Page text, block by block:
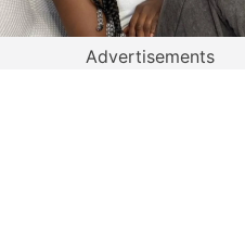
Advertisements